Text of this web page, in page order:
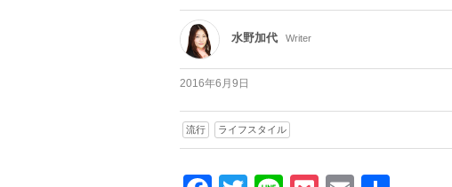
水野加代 Writer
2016年6月9日
流行 ライフスタイル